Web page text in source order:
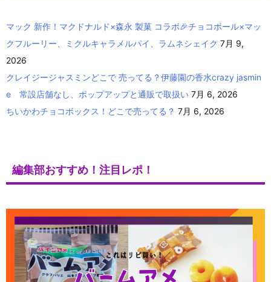
マック 新作！マクドナルド×森永 製菓 コラボ🎉チョコボール×マッ
クフルーリー、ミクルキャラメルパイ、ラムネシェイク 7月 9,
2026
クレイジージャスミンどこで 売ってる？伊藤園の香水crazy jasmin
e 常設店舗なし、ポップアップと通販で取扱い 7月 6, 2026
ちいかわチョコボックス！どこで売ってる？ 7月 6, 2026
編集部おすすめ！注目レポ！